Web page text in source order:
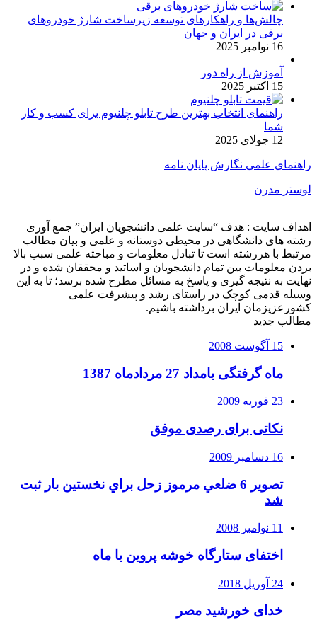
چالش‌ها و راهکارهای توسعه زیرساخت شارژ خودروهای
برقی در ایران و جهان
16 نوامبر 2025
آموزش از راه دور
15 اکتبر 2025
راهنمای انتخاب بهترین طرح تابلو چلنیوم برای کسب و کار
شما
12 جولای 2025
راهنمای علمی نگارش پایان نامه
لوستر مدرن
اهداف سایت : هدف “سایت علمی دانشجویان ایران” جمع آوری
رشته های دانشگاهی در محیطی دوستانه و علمی و بیان مطالب
مرتبط با هررشته است تا تبادل معلومات و مباحثه علمی سبب بالا
بردن معلومات بین تمام دانشجویان و اساتید و محققان شده و در
نهایت به نتیجه گیری و پاسخ به مسائل مطرح شده برسد؛ تا به این
وسیله قدمی کوچک در راستای رشد و پیشرفت علمی
کشورعزیزمان ایران برداشته باشیم.
مطالب جدید
15 آگوست 2008
ماه گرفتگی بامداد 27 مردادماه 1387
23 فوریه 2009
نکاتی برای رصدی موفق
16 دسامبر 2009
تصوير 6 ضلعي مرموز زحل براي نخستين بار ثبت
شد
11 نوامبر 2008
اختفای ستارگاه خوشه پروین با ماه
24 آوریل 2018
خدای خورشید مصر